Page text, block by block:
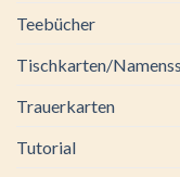
Teebücher
Tischkarten/
Trauerkarten
Tutorial